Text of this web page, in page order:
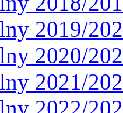
2019/
2020/
2021/
2022/